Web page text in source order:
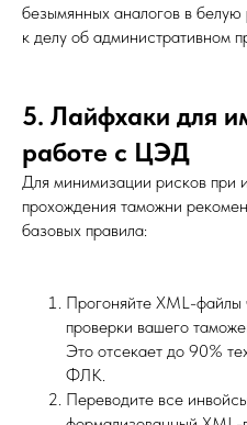
безымянных аналогов в белую
к делу об административном
5. Лайфхаки для
работе с ЦЭД
Для минимизации рисков при
прохождения таможни
базовых правила:
Прогоняйте XML-файлы
проверки вашего
Это отсекает до 90%
ФЛК.
Переводите все